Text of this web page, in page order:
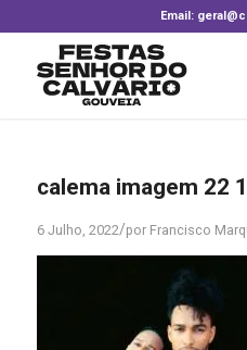
Email:
calema imagem 22 1
6 Julho, 2022/por Francisco